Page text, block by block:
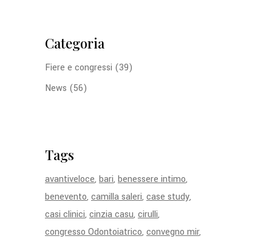
Categoria
Fiere e congressi (39)
News (56)
Tags
avantiveloce bari benessere intimo
benevento camilla saleri case study
casi clinici cinzia casu cirulli
congresso Odontoiatrico convegno mir